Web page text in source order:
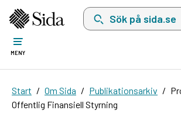
Sök på sida.se,
MENY
Start Om Sida Publikationsarkiv
Offentlig Finansiell Styrning